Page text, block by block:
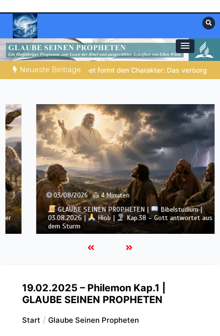
Inhalt
springen
Christliche Ressourcen
Materialien, die stärken. Antworten, die
leiten.
Neueste Beiträge
den Charakter: Das verborgene Leben mit Gott NOCH
03/08/2026 4 Minuten
GLAUBE SEINEN PROPHETEN |
Bibelstudium |
03.08.2026 |
Hiob |
Kap.38 – Gott antwortet aus
dem Sturm
19.02.2025 – Philemon Kap.1 |
GLAUBE SEINEN PROPHETEN
Start Glaube Seinen Propheten